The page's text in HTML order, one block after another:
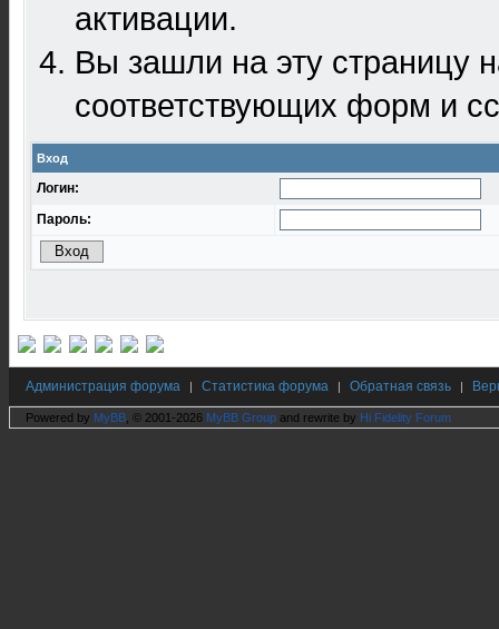
активации.
Вы зашли на эту
соответствующих форм и
Вход
Логин:
Пароль:
Администрация форума | Статистика форума | Обратная связь |
Powered by MyBB , © 2001-2026 MyBB Group and rewrite by Hi Fidelity Forum